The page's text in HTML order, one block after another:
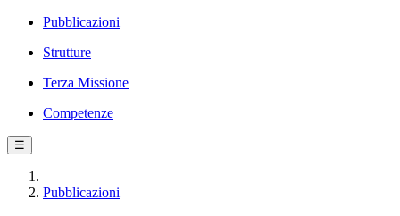
Pubblicazioni
Strutture
Terza Missione
Competenze
☰
Pubblicazioni